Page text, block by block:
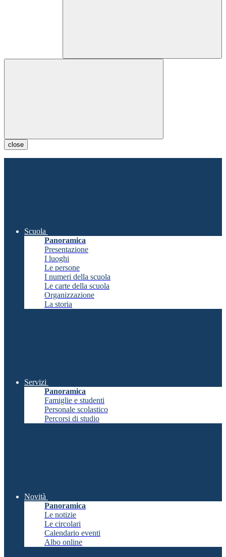
close
Scuola
Panoramica
Presentazione
I luoghi
Le persone
I numeri della scuola
Le carte della scuola
Organizzazione
La storia
Servizi
Panoramica
Famiglie e studenti
Personale scolastico
Percorsi di studio
Novità
Panoramica
Le notizie
Le circolari
Calendario eventi
Albo online